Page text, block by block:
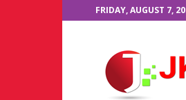
FRIDAY, AUGUST 7,